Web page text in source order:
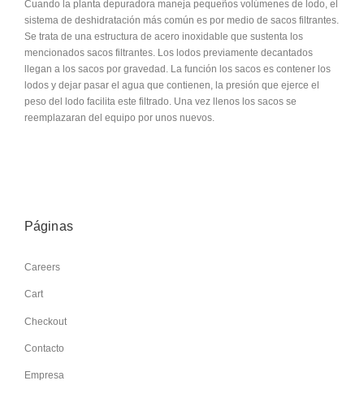
Cuando la planta depuradora maneja pequeños volúmenes de lodo, el
sistema de deshidratación más común es por medio de sacos filtrantes.
Se trata de una estructura de acero inoxidable que sustenta los
mencionados sacos filtrantes. Los lodos previamente decantados
llegan a los sacos por gravedad. La función los sacos es contener los
lodos y dejar pasar el agua que contienen, la presión que ejerce el
peso del lodo facilita este filtrado. Una vez llenos los sacos se
reemplazaran del equipo por unos nuevos.
Páginas
Careers
Cart
Checkout
Contacto
Empresa